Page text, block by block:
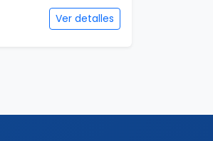
Ver detalles